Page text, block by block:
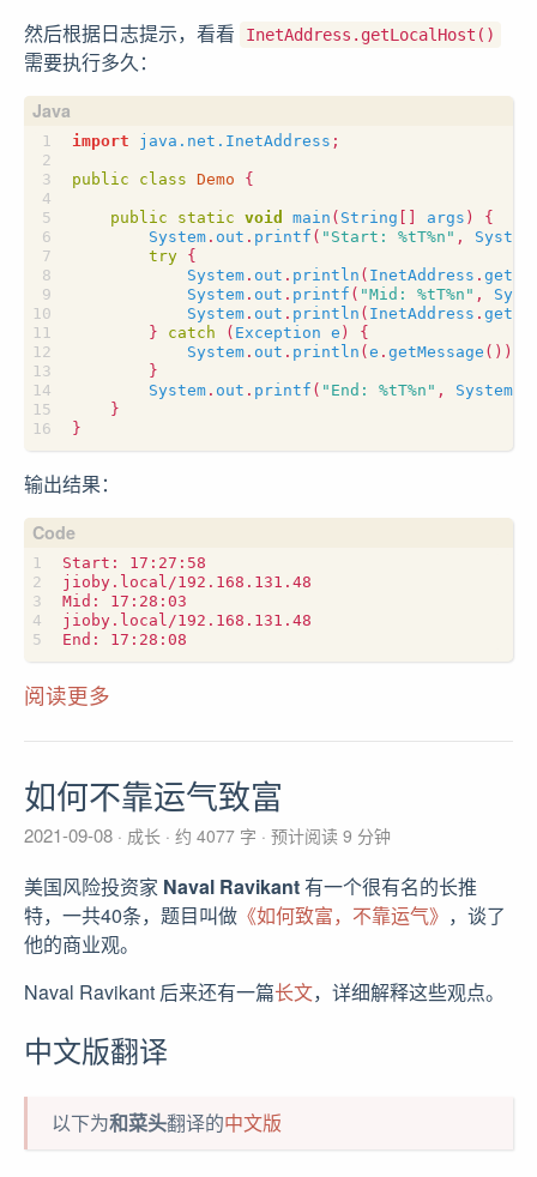
然后根据日志提示，看看
InetAddress.getLocalHost()
需要执行多久：
import java.net.InetAddress ;
public class Demo {
public static void main ( String args )
{
System . out . printf ( "Start: %tT%n" , System
try {
System . out . println ( InetAddress .
System . out . printf ( "Mid: %tT%n" ,
System . out . println ( InetAddress .
}
catch ( Exception e )
{
System . out . println ( e . getMessage ());
}
System . out . printf ( "End: %tT%n" , System
}
}
输出结果：
阅读更多
如何不靠运气致富
2021-09-08 成长 约 4077 字 预计阅读 9 分钟
美国风险投资家 Naval Ravikant有一个很有名的长推
特，一共40条，题目叫做 《如何致富，不靠运气》 ，谈了
他的商业观。
Naval Ravikant 后来还有一篇长文，详细解释这些观点。
中文版翻译
以下为和菜头翻译的中文版